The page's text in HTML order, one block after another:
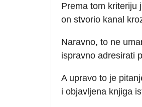
Prema tom kriteriju
on stvorio kanal
Naravno, to ne
ispravno adresirati
A upravo to je
i objavljena knjiga